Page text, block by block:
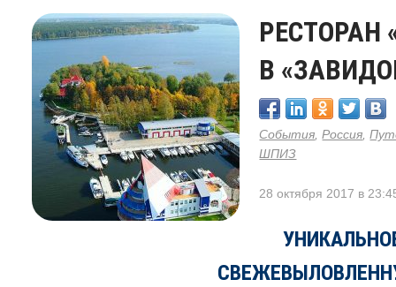
РЕСТОРАН
В
События ,Россия ,
ШПИЗ
28 октября 2017 в